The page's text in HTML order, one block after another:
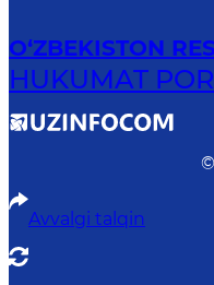
O‘ZBEKISTON
HUKUMAT
Avvalgi talqin